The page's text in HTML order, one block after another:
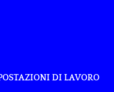
DI LAVORO